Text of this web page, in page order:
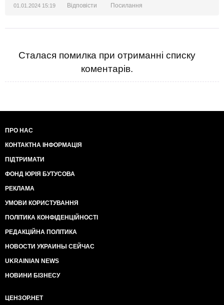
01.01.2024 15:19 Відповісти Посилання
Сталася помилка при отриманні списку
коментарів.
ПРО НАС
КОНТАКТНА ІНФОРМАЦІЯ
ПІДТРИМАТИ
ФОНД ЮРІЯ БУТУСОВА
РЕКЛАМА
УМОВИ КОРИСТУВАННЯ
ПОЛІТИКА КОНФІДЕНЦІЙНОСТІ
РЕДАКЦІЙНА ПОЛІТИКА
НОВОСТИ УКРАИНЫ СЕЙЧАС
UKRAINIAN NEWS
НОВИНИ БІЗНЕСУ
ЦЕНЗОР.НЕТ